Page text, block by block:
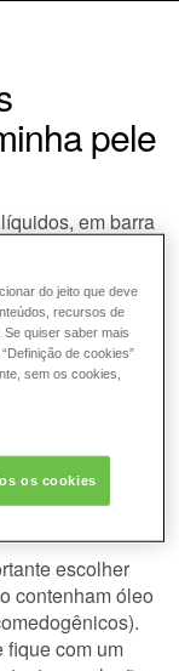
pele
em barra
(com
que
e outros
com filtros
de benzoíla,
pode ser
escolher
contenham óleo
fique com um
do jeito que deve
recursos de
quiser saber mais
de cookies”
sem os cookies,
os cookies